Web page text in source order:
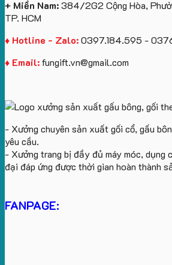
+ Miền Nam:384/2G2 Cộng Hòa,
TP. HCM
♦ Hotline - Zalo:0397.184.595 -
♦ Email:fungift.vn@gmail.com
- Xưởng chuyên sản xuất gối cổ, gấu
yêu cầu.
- Xưởng trang bị đầy đủ máy móc, dụng
đại đáp ứng được thời gian hoàn thành
FANPAGE: